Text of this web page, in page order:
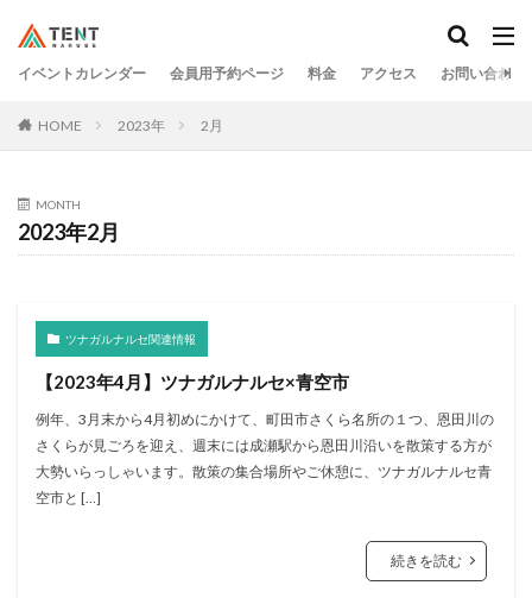
イベントカレンダー 会員用予約ページ 料金 アクセス お問い合わせ
HOME 2023年 2月
MONTH
2023年2月
ツナガルナルセ関連情報
【2023年4月】ツナガルナルセ×青空市
例年、3月末から4月初めにかけて、町田市さくら名所の１つ、恩田川の
さくらが見ごろを迎え、週末には成瀬駅から恩田川沿いを散策する方が
大勢いらっしゃいます。散策の集合場所やご休憩に、ツナガルナルセ青
空市と […]
続きを読む